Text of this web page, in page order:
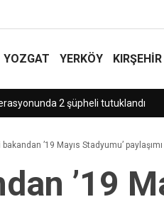
YOZGAT YERKÖY KIRŞEHİR
Kaya: “Basın, halkın haber
bakandan ’19 Mayıs Stadyumu’ paylaşımı
’19